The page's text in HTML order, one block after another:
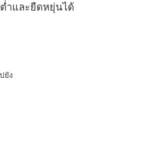
ำและยืดหยุ่นได้
ยัง